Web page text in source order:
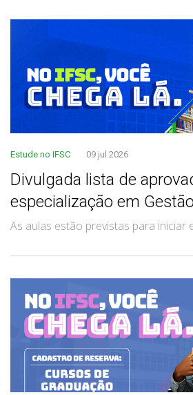
Estude no IFSC 09 jul 2026
Divulgada lista de
especialização em
As aulas estão previstas para iniciar